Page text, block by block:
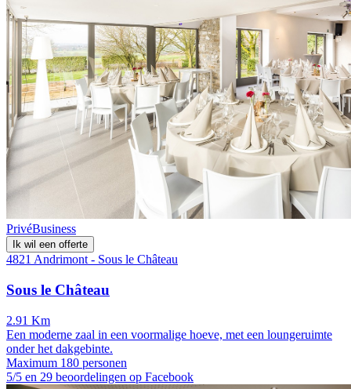
PrivéBusiness
Ik wil een offerte
4821 Andrimont - Sous le Château
Sous le Château
2.91 Km
Een moderne zaal in een voormalige hoeve, met een loungeruimte
onder het dakgebinte.
Maximum 180 personen
5/5 en 29 beoordelingen op Facebook